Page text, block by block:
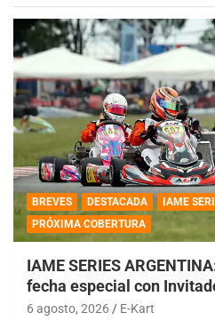
BREVES DESTACADA
IAME
PRÓXIMA COBERTURA
IAME SERIES
fecha especial con
6 agosto, 2026 E-Kart